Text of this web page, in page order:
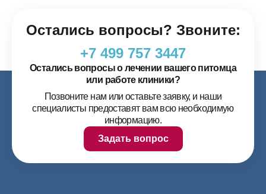
Остались вопросы? Звоните:
+7 499 757 3447
Остались вопросы о лечении вашего питомца
или работе клиники?
Позвоните нам или оставьте заявку, и наши
специалисты предоставят вам всю необходимую
информацию.
Задать вопрос